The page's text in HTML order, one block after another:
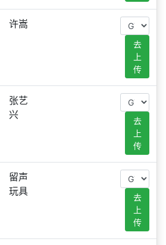
许嵩
去
上
传
张艺
兴
去
上
传
留声
玩具
去
上
传